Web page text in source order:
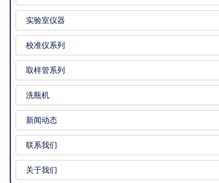
实验室仪器
校准仪系列
取样管系列
洗瓶机
新闻动态
联系我们
关于我们